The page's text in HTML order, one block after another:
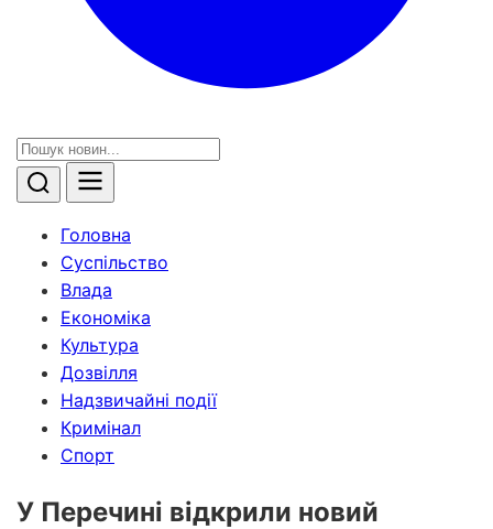
Головна
Суспільство
Влада
Економіка
Культура
Дозвілля
Надзвичайні події
Кримінал
Спорт
У Перечині відкрили новий